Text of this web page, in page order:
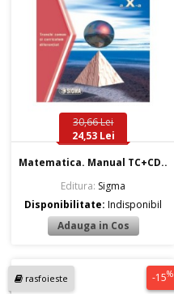
30,66 Lei
24,53 Lei
Matematica. Manual TC+CD..
Editura: Sigma
Disponibilitate:Indisponibil
rasfoieste -15%